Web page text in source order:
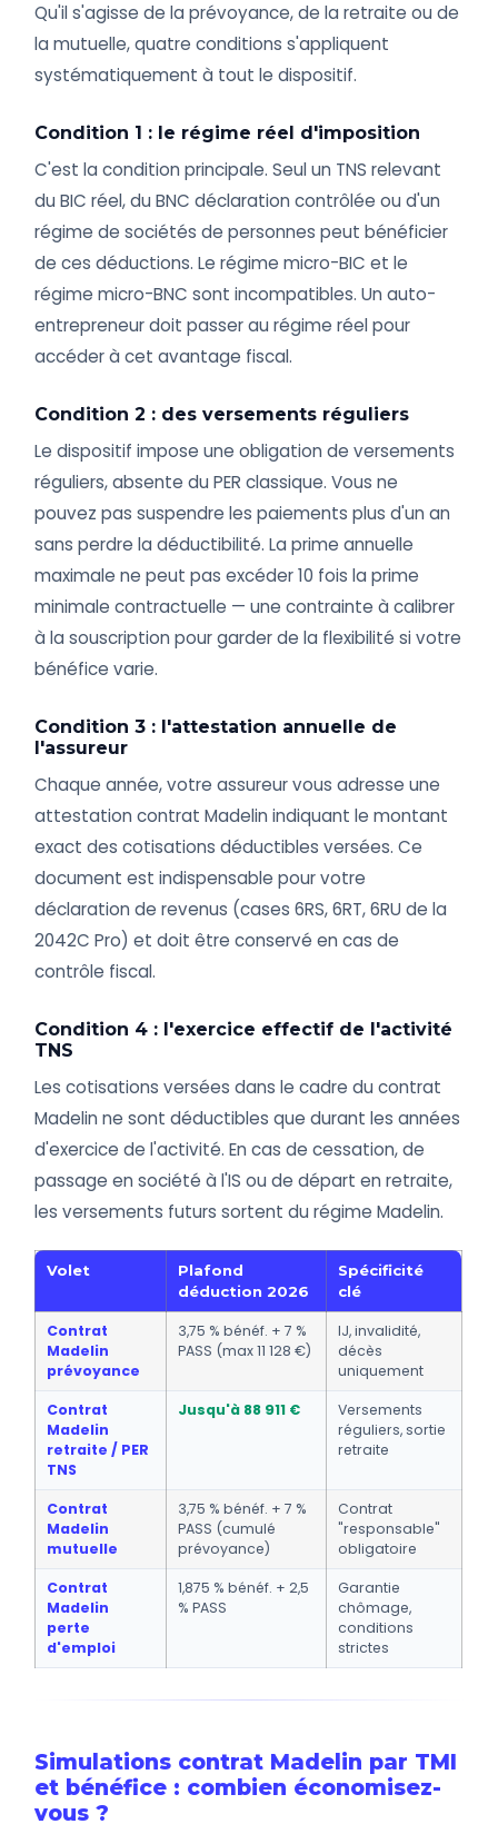
Qu'il s'agisse de la prévoyance, de la retraite ou de
la mutuelle, quatre conditions s'appliquent
systématiquement à tout le dispositif.
Condition 1 : le régime réel d'imposition
C'est la condition principale. Seul un TNS relevant
du BIC réel, du BNC déclaration contrôlée ou d'un
régime de sociétés de personnes peut bénéficier
de ces déductions. Le régime micro-BIC et le
régime micro-BNC sont incompatibles. Un auto-
entrepreneur doit passer au régime réel pour
accéder à cet avantage fiscal.
Condition 2 : des versements réguliers
Le dispositif impose une obligation de versements
réguliers, absente du PER classique. Vous ne
pouvez pas suspendre les paiements plus d'un an
sans perdre la déductibilité. La prime annuelle
maximale ne peut pas excéder 10 fois la prime
minimale contractuelle — une contrainte à calibrer
à la souscription pour garder de la flexibilité si votre
bénéfice varie.
Condition 3 : l'attestation annuelle de
l'assureur
Chaque année, votre assureur vous adresse une
attestation contrat Madelin indiquant le montant
exact des cotisations déductibles versées. Ce
document est indispensable pour votre
déclaration de revenus (cases 6RS, 6RT, 6RU de la
2042C Pro) et doit être conservé en cas de
contrôle fiscal.
Condition 4 : l'exercice effectif de l'activité
TNS
Les cotisations versées dans le cadre du contrat
Madelin ne sont déductibles que durant les années
d'exercice de l'activité. En cas de cessation, de
passage en société à l'IS ou de départ en retraite,
les versements futurs sortent du régime Madelin.
Volet
Plafond
déduction 2026
Spécificité
clé
Contrat
Madelin
prévoyance
3,75 % bénéf. + 7 %
PASS (max 11 128 €)
IJ, invalidité,
décès
uniquement
Contrat
Madelin
retraite / PER
TNS
Jusqu'à 88 911 €
Versements
réguliers, sortie
retraite
Contrat
Madelin
mutuelle
3,75 % bénéf. + 7 %
PASS (cumulé
prévoyance)
Contrat
"responsable"
obligatoire
Contrat
Madelin
perte
d'emploi
1,875 % bénéf. + 2,5
% PASS
Garantie
chômage,
conditions
strictes
Simulations contrat Madelin par TMI
et bénéfice : combien économisez-
vous ?